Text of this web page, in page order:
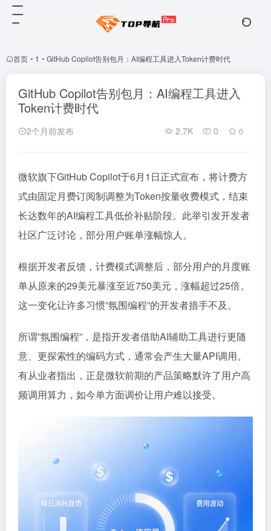
首页 • 1 • GitHub Copilot告别包月：AI编程工具进入Token计费时代
GitHub Copilot告别包月：AI编程工具进入
Token计费时代
2个月前发布 2.7K 0 0
微软旗下GitHub Copilot于6月1日正式宣布，将计费方
式由固定月费订阅制调整为Token按量收费模式，结束
长达数年的AI编程工具低价补贴阶段。此举引发开发者
社区广泛讨论，部分用户账单涨幅惊人。
根据开发者反馈，计费模式调整后，部分用户的月度账
单从原来的29美元暴涨至近750美元，涨幅超过25倍。
这一变化让许多习惯”氛围编程”的开发者措手不及。
所谓”氛围编程”，是指开发者借助AI辅助工具进行更随
意、更探索性的编码方式，通常会产生大量API调用。
有从业者指出，正是微软前期的产品策略默许了用户高
频调用算力，如今单方面调价让用户难以接受。